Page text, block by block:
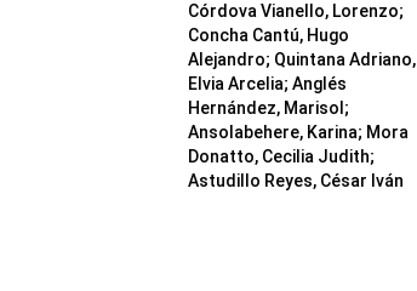
Córdova Vianello, Lorenzo;
Concha Cantú, Hugo
Alejandro; Quintana Adriano,
Elvia Arcelia; Anglés
Hernández, Marisol ;
Ansolabehere, Karina; Mora
Donatto, Cecilia Judith;
Astudillo Reyes, César Iván